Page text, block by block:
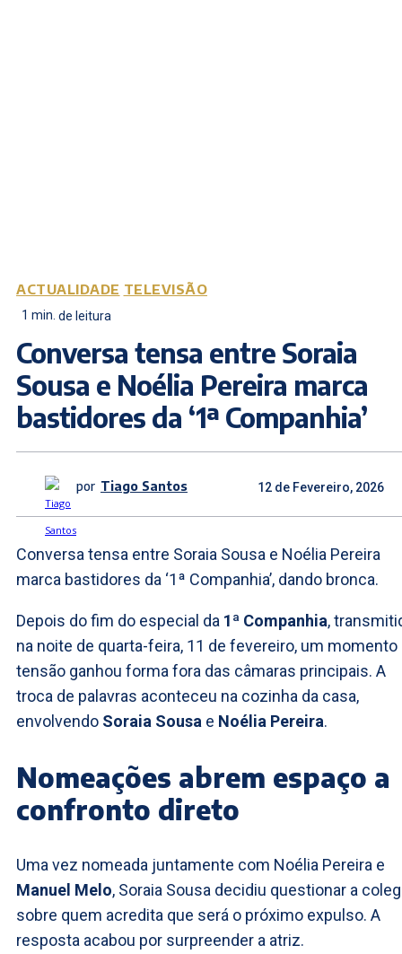
ACTUALIDADE TELEVISÃO
1 min. de leitura
Conversa tensa entre Soraia
Sousa e Noélia Pereira marca
bastidores da ‘1ª Companhia’
por Tiago Santos 12 de Fevereiro, 2026
Conversa tensa entre Soraia Sousa e Noélia Pereira
marca bastidores da ‘1ª Companhia’, dando bronca.
Depois do fim do especial da 1ª Companhia,
na noite de quarta-feira, 11 de fevereiro, um momento
tensão ganhou forma fora das câmaras principais. A
troca de palavras aconteceu na cozinha da casa,
envolvendo Soraia Sousa e Noélia Pereira.
Nomeações abrem espaço a
confronto direto
Uma vez nomeada juntamente com Noélia Pereira e
Manuel Melo, Soraia Sousa decidiu questionar a
sobre quem acredita que será o próximo expulso. A
resposta acabou por surpreender a atriz.